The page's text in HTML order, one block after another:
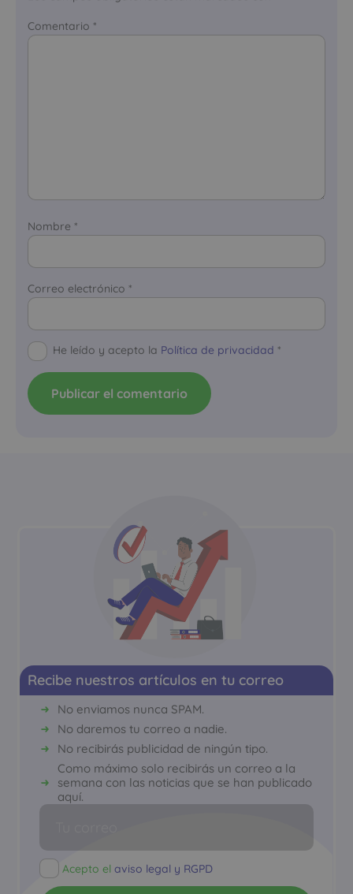
Comentario *
Nombre *
Correo electrónico *
He leído y acepto la Política de privacidad *
Recibe nuestros artículos en tu correo
No enviamos nunca SPAM.
No daremos tu correo a nadie.
No recibirás publicidad de ningún tipo.
Como máximo solo recibirás un correo a la
semana con las noticias que se han publicado
aquí.
Acepto elaviso legal y RGPD